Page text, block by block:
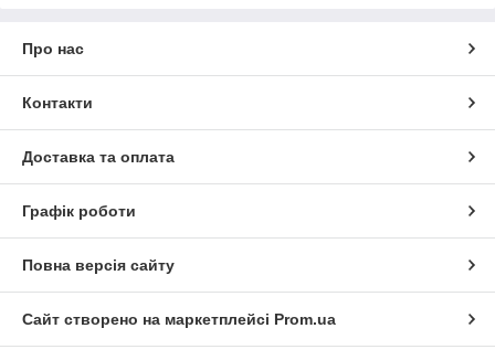
Про нас
Контакти
Доставка та оплата
Графік роботи
Повна версія сайту
Сайт створено на маркетплейсі Prom.ua